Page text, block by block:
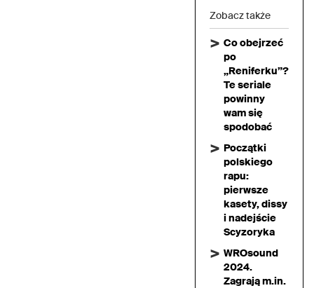
Zobacz także
Co obejrzeć
po
„Reniferku”?
Te seriale
powinny
wam się
spodobać
Początki
polskiego
rapu:
pierwsze
kasety, dissy
i nadejście
Scyzoryka
WROsound
2024.
Zagrają m.in.